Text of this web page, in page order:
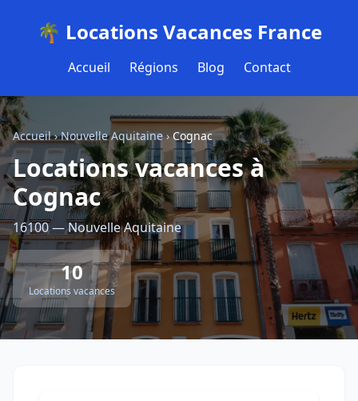
🌴 Locations Vacances France
Accueil Régions Blog Contact
Accueil›Nouvelle Aquitaine› Cognac
Locations vacances à
Cognac
16100 — Nouvelle Aquitaine
10
Locations vacances